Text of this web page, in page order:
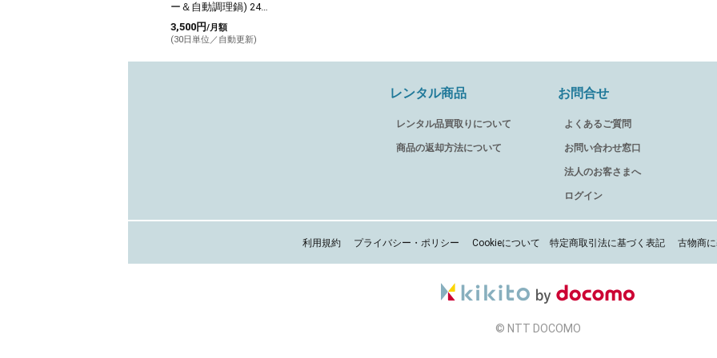
ー＆自動調理鍋) 24か
月プラン
3,500円/月額
(30日単位／自動更新)
レンタル商品
レンタル品買取りについて
商品の返却方法について
お問合せ
よくあるご質問
お問い合わせ窓口
法人のお客さまへ
ログイン
利用規約 プライバシー・ポリシー Cookieについて 特定商取引法に基づく表記 古物商
© NTT DOCOMO